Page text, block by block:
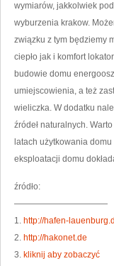
wymiarów, jakkolwiek
wyburzenia krakow.
związku z tym będziemy
ciepło jak i komfort
budowie domu
umiejscowienia, a też
wieliczka. W dodatku
źródeł naturalnych.
latach użytkowania
eksploatacji domu
źródło:
———————————
1. http://hafen-
2. http://hakonet.de
3. kliknij aby zobaczyć